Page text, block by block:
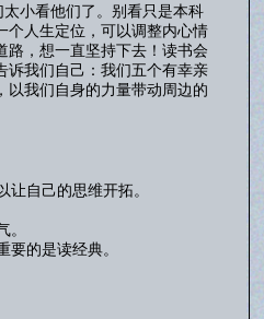
小看他们了。别看只是本科
个人生定位，可以调整内心情
路，想一直坚持下去！读书会
诉我们自己：我们五个有幸亲
以我们自身的力量带动周边的
自己的思维开拓。
的是读经典。